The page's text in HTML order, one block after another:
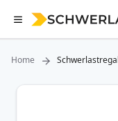
Home
Zum